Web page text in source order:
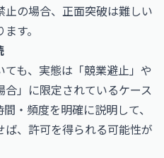
の場合、正面突破は難しい
す。
も、実態は「競業避止」や
合」に限定されているケース
・頻度を明確に説明して、
、許可を得られる可能性が